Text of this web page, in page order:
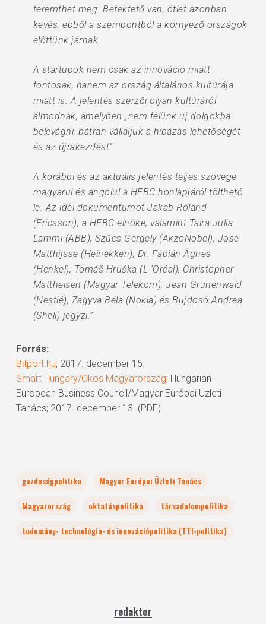
teremthet meg. Befektető van, ötlet azonban
kevés, ebből a szempontból a környező országok
előttünk járnak.
A startupok nem csak az innováció miatt
fontosak, hanem az ország általános kultúrája
miatt is. A jelentés szerzői olyan kultúráról
álmodnak, amelyben „nem félünk új dolgokba
belevágni, bátran vállaljuk a hibázás lehetőségét
és az újrakezdést”.
A korábbi és az aktuális jelentés teljes szövege
magyarul és angolul a HEBC honlapjáról tölthető
le. Az idei dokumentumot Jakab Roland
(Ericsson), a HEBC elnöke, valamint Taira-Julia
Lammi (ABB), Szűcs Gergely (AkzoNobel), José
Matthijsse (Heinekken), Dr. Fábián Ágnes
(Henkel), Tomáš Hruška (L ‘Oréal), Christopher
Mattheisen (Magyar Telekom), Jean Grunenwald
(Nestlé), Zagyva Béla (Nokia) és Bujdosó Andrea
(Shell) jegyzi.”
Forrás:
Bitport.hu; 2017. december 15.
Smart Hungary/Okos Magyarország; Hungarian
European Business Council/Magyar Európai Üzleti
Tanács; 2017. december 13. (PDF)
gazdaságpolitika
Magyar Európai Üzleti Tanács
Magyarország
oktatáspolitika
társadalompolitika
tudomány- technológia- és innovációpolitika (TTI-politika)
redaktor